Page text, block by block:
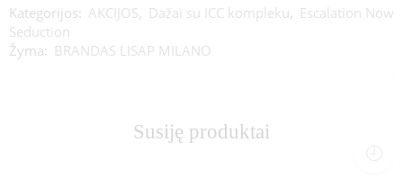
Kategorijos: AKCIJOS, Dažai su ICC kompleku, Escalation Now
Seduction
Žyma: BRANDAS LISAP MILANO
Susiję produktai